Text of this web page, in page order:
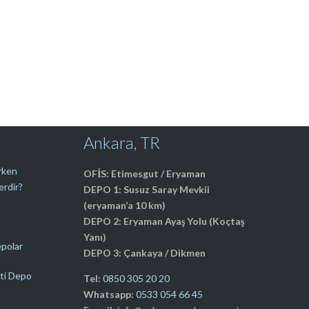
Depo
Ankara, TR
OFİS: Etimesgut / Eryaman
DEPO 1: Susuz Saray Mevkii
(eryaman’a 10 km)
DEPO 2: Eryaman Ayaş Yolu (Koçtaş
Yanı)
DEPO 3: Çankaya / Dikmen
Tel: 0850 305 20 20
Whatsapp: 0533 054 66 45